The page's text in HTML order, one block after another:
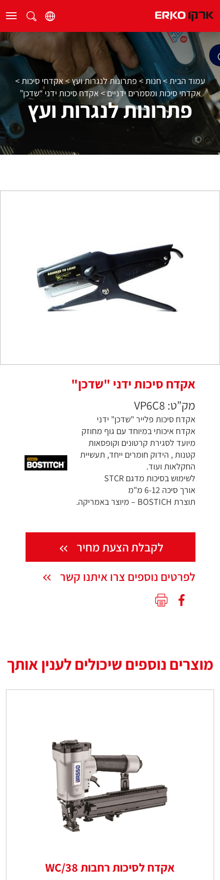
עמוד הבית>חנות> פתרונות לנגרות ועץ>אקדחי סיכות >
אקדחי סיכות ומסמרים ידניים> אקדח סיכות ידני “שדכן”
פתרונות לנגרות ועץ
אקדח סיכות ידני "שדכן"
מק”ט: VP6C8
אקדח סיכות פלייר "שדכן" ידני
אקדח איכותי במיוחד עם גוף מחוזק
מיועד לסגירת קרטונים וקופסאות
קטנות , הידוק חומרים ייחד, תעשיית
החקלאות ועוד.
לשימוש בסיכות מדגם STCR
אורך סיכה 6-12 מ"מ
תוצרת BOSTICH – מיוצר באמריקה.
לקבלת הצעת מחיר
לפרטים נוספים צרו איתנו קשר
מוצרים נוספים שיכולים לענין אותך
אקדח לסיכות רחבות WC/38